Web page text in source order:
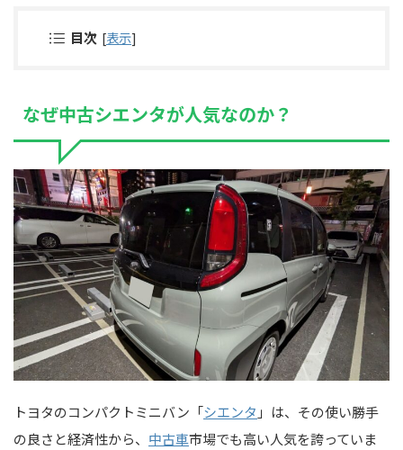
目次 [表示]
なぜ中古シエンタが人気なのか？
トヨタのコンパクトミニバン「シエンタ 」は、その使い勝手
の良さと経済性から、 中古車市場でも高い人気を誇っていま